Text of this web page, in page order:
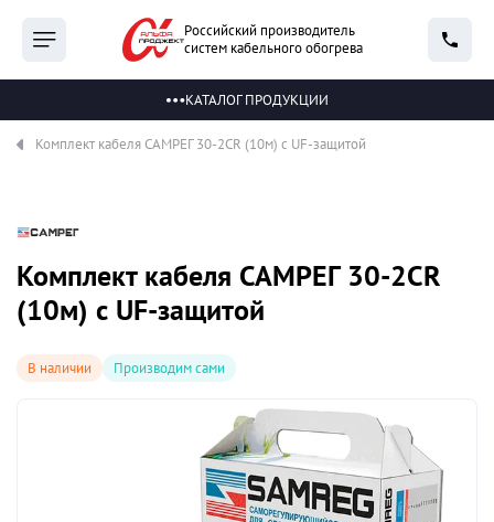
Российский производитель
систем кабельного обогрева
КАТАЛОГ ПРОДУКЦИИ
Комплект кабеля САМРЕГ 30-2CR (10м) с UF-защитой
В наличии Производим сами
Комплект кабеля САМРЕГ 30-2CR
(10м) с UF-защитой